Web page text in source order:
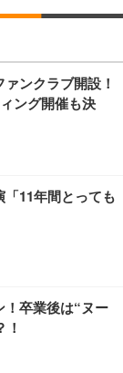
クチェア メッシ
ア 疲れない テレ
ロッキング機
ね上げ式アーム
高反発クッシ
ック)
疲れない テレ
ロッキング機
ね上げ式アーム
イト)
ェア 肘なし メ
腰サポート ガ
ー付き コンパク
ター | FlexScan
充電
チ 液晶モニタ
HDMI/DisplayP
イベル VESA対
THE S
ゲーミン
量子ドット 残
型 ワイド 42枚
ルー)
型犬用 26枚入
Amazon.co.jp
マ ペットシーツ
(ケース販売)
型 お徳用 レギ
】
ンクラブ開設！
ング開催も決
11年間とっても
卒業後は“ヌー